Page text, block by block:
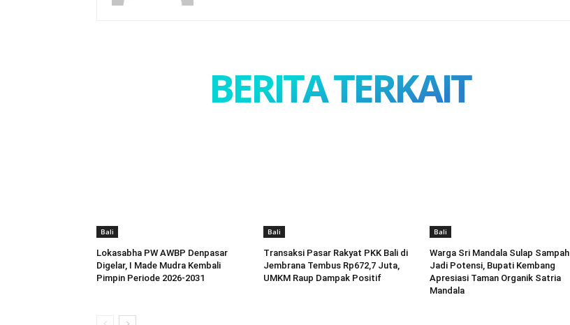
BERITA TERKAIT
Bali
Lokasabha PW AWBP Denpasar
Digelar, I Made Mudra Kembali
Pimpin Periode 2026-2031
Bali
Transaksi Pasar Rakyat PKK Bali di
Jembrana Tembus Rp672,7 Juta,
UMKM Raup Dampak Positif
Bali
Warga Sri Mandala Sulap Sampah
Jadi Potensi, Bupati Kembang
Apresiasi Taman Organik Satria
Mandala